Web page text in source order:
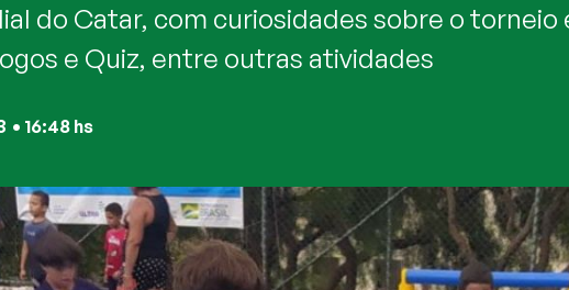
do Catar, com curiosidades sobre o
e Quiz, entre outras atividades
• 16:48 hs